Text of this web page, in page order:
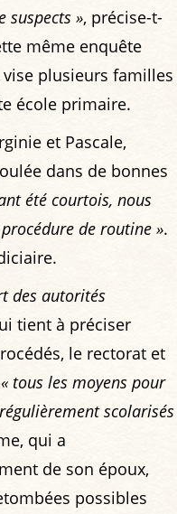
suspects », précise-t-
même enquête
plusieurs familles
école primaire.
et Pascale,
dans de bonnes
été courtois, nous
de routine ».
des autorités
tient à préciser
le rectorat et
« tous les moyens pour
scolarisés
qui a
de son époux,
possibles